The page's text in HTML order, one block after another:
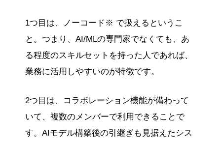
1つ目は、ノーコード※ で扱えるというこ
と。つまり、AI/MLの専門家でなくても、あ
る程度のスキルセットを持った人であれば、
業務に活用しやすいのが特徴です。
2つ目は、コラボレーション機能が備わって
いて、複数のメンバーで利用できることで
す。AIモデル構築後の引継ぎも見据えたシス